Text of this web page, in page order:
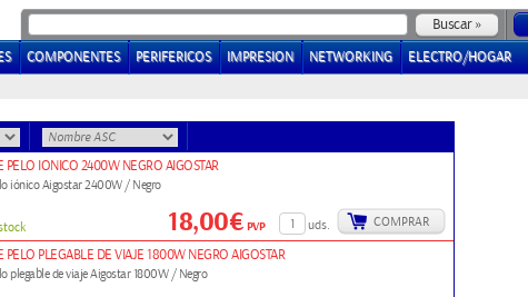
COMPONENTES PERIFERICOS IMPRESION NETWORKING ELECTRO/HOGAR
PELO IONICO 2400W NEGRO AIGOSTAR
iónico Aigostar 2400W / Negro
uds. COMPRAR
18,00€PVP
PELO PLEGABLE DE VIAJE 1800W NEGRO AIGOSTAR
plegable de viaje Aigostar 1800W / Negro